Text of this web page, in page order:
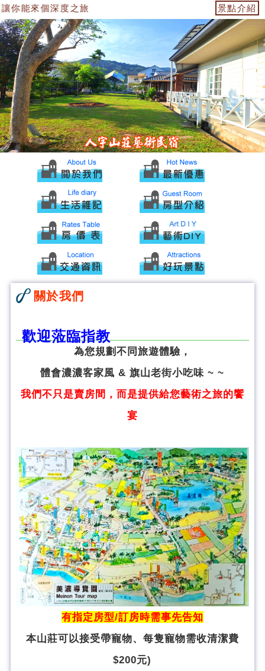
你能來個深度之旅 景點介紹
關於我們
歡迎蒞臨指教
為您規劃不同旅遊體驗，
體會濃濃客家風 & 旗山老街小吃味 ~ ~
我們不只是賣房間，而是提供給您藝術之旅的饗
宴
有指定房型/訂房時需事先告知
本山莊可以接受帶寵物、 每隻寵物需收清潔費
$200元)